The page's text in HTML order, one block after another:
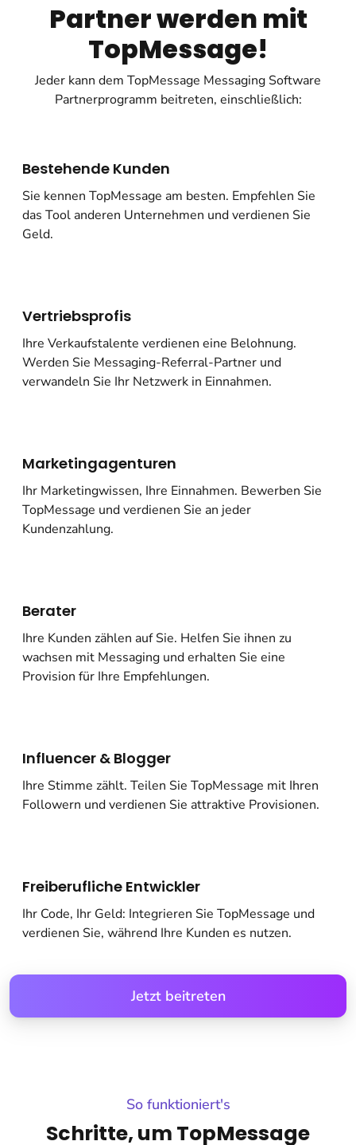
Partner werden mit
TopMessage!
Jeder kann dem TopMessage Messaging Software
Partnerprogramm beitreten, einschließlich:
Bestehende Kunden
Sie kennen TopMessage am besten. Empfehlen Sie
das Tool anderen Unternehmen und verdienen Sie
Geld.
Vertriebsprofis
Ihre Verkaufstalente verdienen eine Belohnung.
Werden Sie Messaging-Referral-Partner und
verwandeln Sie Ihr Netzwerk in Einnahmen.
Marketingagenturen
Ihr Marketingwissen, Ihre Einnahmen. Bewerben Sie
TopMessage und verdienen Sie an jeder
Kundenzahlung.
Berater
Ihre Kunden zählen auf Sie. Helfen Sie ihnen zu
wachsen mit Messaging und erhalten Sie eine
Provision für Ihre Empfehlungen.
Influencer & Blogger
Ihre Stimme zählt. Teilen Sie TopMessage mit Ihren
Followern und verdienen Sie attraktive Provisionen.
Freiberufliche Entwickler
Ihr Code, Ihr Geld: Integrieren Sie TopMessage und
verdienen Sie, während Ihre Kunden es nutzen.
Jetzt beitreten
So funktioniert's
Schritte, um TopMessage